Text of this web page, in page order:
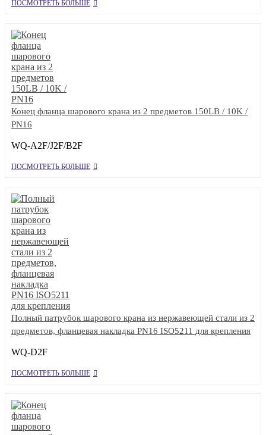
ПОСМОТРЕТЬ БОЛЬШЕ
Конец фланца шарового крана из 2 предметов 150LB / 10K /
PN16
WQ-A2F/J2F/B2F
ПОСМОТРЕТЬ БОЛЬШЕ
Полный патрубок шарового крана из нержавеющей стали из 2
предметов, фланцевая накладка PN16 ISO5211 для крепления
WQ-D2F
ПОСМОТРЕТЬ БОЛЬШЕ